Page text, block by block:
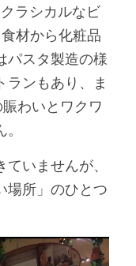
ラシカルなビ
材から化粧品
パスタ製造の様
ランもあり、ま
わいとワクワ
いませんが、
場所」のひとつ